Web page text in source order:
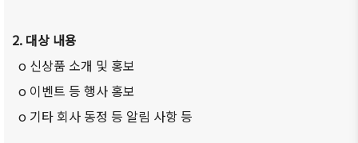
ウェブ
アクセ
シビリ
ティ方
針
2. 대상 내용
o 신상품 소개 및 홍보
o 이벤트 등 행사 홍보
o 기타 회사 동정 등 알림 사항 등